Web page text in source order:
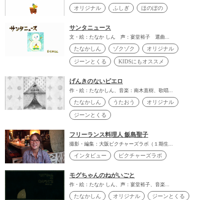
オリジナル ふしぎ ほのぼの
サンタニュース
文・絵：たなか しん 声：宴堂裕子 選曲...
たなかしん ゾクゾク オリジナル
ジーンとくる KIDSにもオススメ
げんきのないピエロ
作・絵：たなかしん、音楽：南木直樹、歌唱...
たなかしん うたおう オリジナル
ジーンとくる
フリーランス料理人 飯島聖子
撮影・編集：大阪ピクチャーズラボ（１期生...
インタビュー ピクチャーズラボ
モグちゃんのねがいごと
作・絵：たなか しん、声：宴堂裕子、音楽...
たなかしん オリジナル ジーンとくる